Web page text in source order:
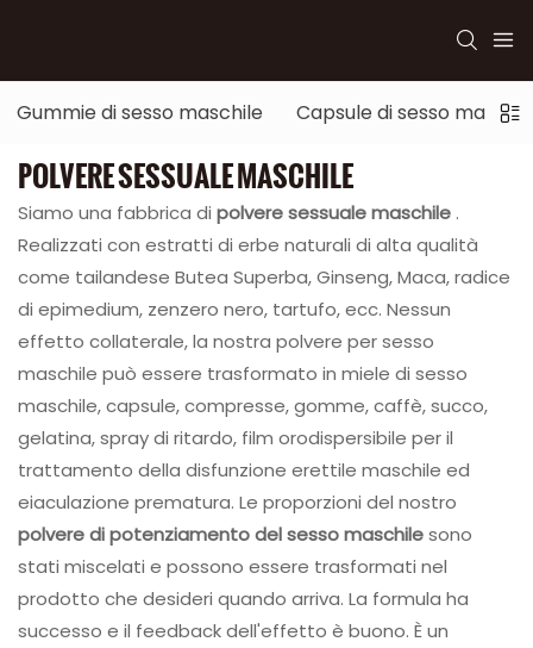
Gummie di sesso maschile Capsule di sesso
POLVERE SESSUALE MASCHILE
Siamo una fabbrica di polvere sessuale maschile .
Realizzati con estratti di erbe naturali di alta qualità
come tailandese Butea Superba, Ginseng, Maca, radice
di epimedium, zenzero nero, tartufo, ecc. Nessun
effetto collaterale, la nostra polvere per sesso
maschile può essere trasformato in miele di sesso
maschile, capsule, compresse, gomme, caffè, succo,
gelatina, spray di ritardo, film orodispersibile per il
trattamento della disfunzione erettile maschile ed
eiaculazione prematura. Le proporzioni del nostro
polvere di potenziamento del sesso maschilesono
stati miscelati e possono essere trasformati nel
prodotto che desideri quando arriva. La formula ha
successo e il feedback dell'effetto è buono. È un